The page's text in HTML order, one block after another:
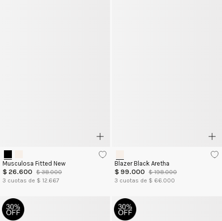
Musculosa Fitted New
$ 26.600 $ 38.000
3 cuotas de $ 12.667
Blazer Black Aretha
$ 99.000 $ 198.000
3 cuotas de $ 66.000